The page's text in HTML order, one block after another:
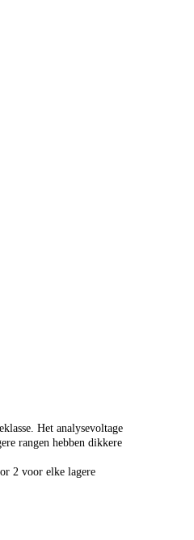
Het analysevoltage
rangen hebben dikkere
2 voor elke lagere